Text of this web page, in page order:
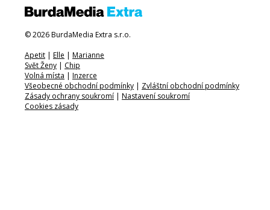
© 2026 BurdaMedia Extra s.r.o.
Apetit | Elle | Marianne
Svět Ženy | Chip
Volná místa | Inzerce
Všeobecné obchodní podmínky | Zvláštní obchodní podmínky
Zásady ochrany soukromí | Nastavení soukromí
Cookies zásady